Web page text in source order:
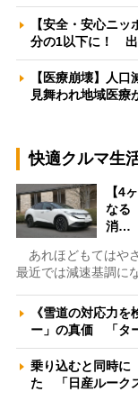
【安全・安心ニ
分の1以下に！
【医療崩壊】人
見舞われ地域医
快適クルマ生
【4
なる
消…
あれほどもてはや
最近では減速基調に
《雪道の対応力
ー」の真価 「タ
乗り込むと同時に
た 「日産ルーク